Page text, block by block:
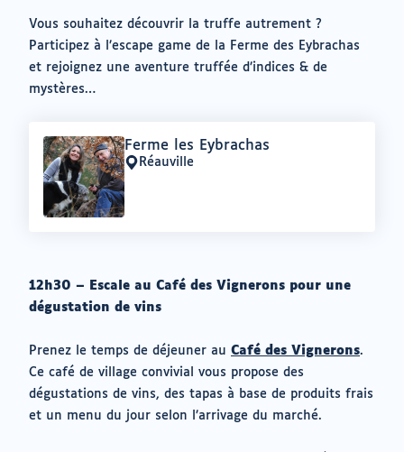
Vous souhaitez découvrir la truffe autrement ?
Participez à l’escape game de la Ferme des Eybrachas
et rejoignez une aventure truffée d’indices & de
mystères…
Offre
:
Ferme les Eybrachas
Lieu
:
Réauville
12h30 – Escale au Café des Vignerons pour une
dégustation de vins
Prenez le temps de déjeuner au Café des Vignerons.
Ce café de village convivial vous propose des
dégustations de vins, des tapas à base de produits frais
et un menu du jour selon l’arrivage du marché.